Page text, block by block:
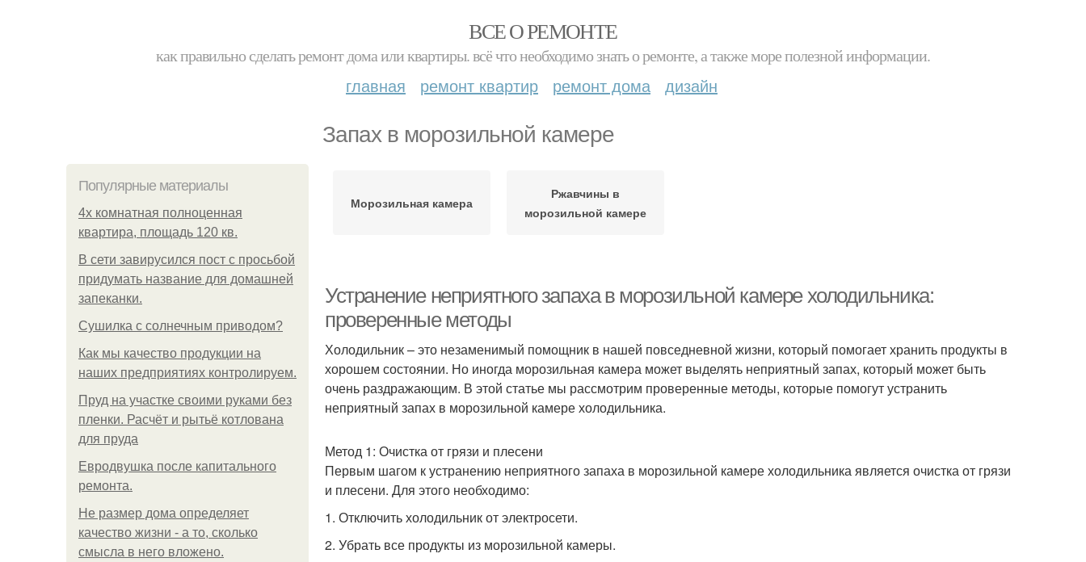
ВСЕ О РЕМОНТЕ
как правильно сделать ремонт дома или квартиры. всё что необходимо знать о ремонте, а также море полезной информации.
главная ремонт квартир ремонт дома дизайн
Запах в морозильной камере
Популярные материалы
4x комнатная полноценная
квартира, площадь 120 кв.
В сети завирусился пост с просьбой
придумать название для домашней
запеканки.
Сушилка с солнечным приводом?
Как мы качество продукции на
наших предприятиях контролируем.
Пруд на участке своими руками без
пленки. Расчёт и рытьё котлована
для пруда
Евродвушка после капитального
ремонта.
Не размер дома определяет
качество жизни - а то, сколько
смысла в него вложено.
Морозильная камера
Ржавчины в
морозильной камере
Устранение неприятного запаха в морозильной камере холодильника:
проверенные методы
Холодильник – это незаменимый помощник в нашей повседневной жизни, который помогает хранить продукты в
хорошем состоянии. Но иногда морозильная камера может выделять неприятный запах, который может быть
очень раздражающим. В этой статье мы рассмотрим проверенные методы, которые помогут устранить
неприятный запах в морозильной камере холодильника.
Метод 1: Очистка от грязи и плесени
Первым шагом к устранению неприятного запаха в морозильной камере холодильника является очистка от грязи
и плесени. Для этого необходимо:
1. Отключить холодильник от электросети.
2. Убрать все продукты из морозильной камеры.